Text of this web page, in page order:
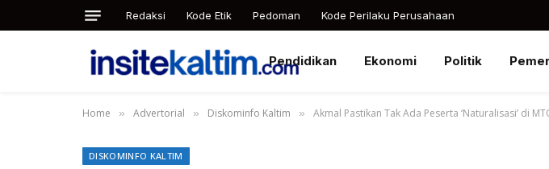
Redaksi Kode Etik Pedoman Kode Perilaku Perusahaan
Pendidikan Ekonomi Politik
Home » Advertorial » Diskominfo Kaltim » Akmal Pastikan Tak Ada Peserta ‘Naturalisasi’ di
DISKOMINFO KALTIM